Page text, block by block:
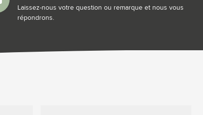
Laissez-nous votre question ou remarque et nous vous
répondrons.